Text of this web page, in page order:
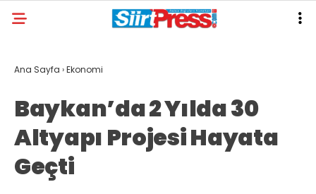
Ana Sayfa ›Ekonomi
Baykan’da 2 Yılda 30
Altyapı Projesi Hayata
Geçti